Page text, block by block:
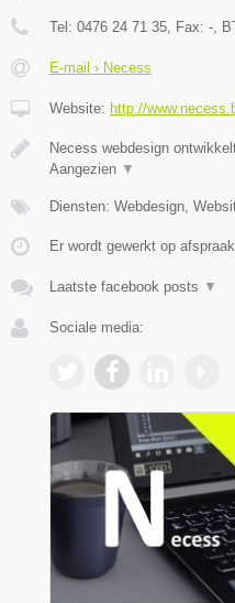
Tel: 0476 24 71 35 , Fax: - ,
E-mail › Necess
Website: http://
Necess webdesign
Aangezien ▼
Diensten: Webdesign,
Er wordt gewerkt op afspraak.
Laatste facebook posts ▼
Sociale media: